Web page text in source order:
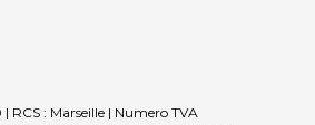
RCS : Marseille | Numero TVA